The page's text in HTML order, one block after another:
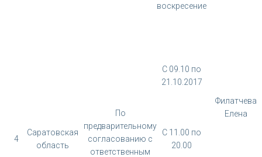
воскресение
4
Саратовская
область
По
предварительному
согласованию с
ответственным
С 09.10 по
21.10.2017
С 11.00 по
20.00
Филатчева
Елена